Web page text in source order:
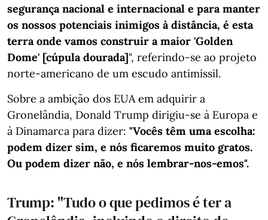
segurança nacional e internacional e para manter
os nossos potenciais inimigos à distância, é esta
terra onde vamos construir a maior 'Golden
Dome' [cúpula dourada]", referindo-se ao projeto
norte-americano de um escudo antimíssil.
Sobre a ambição dos EUA em adquirir a
Gronelândia, Donald Trump dirigiu-se à Europa e
à Dinamarca para dizer: "Vocês têm uma escolha:
podem dizer sim, e nós ficaremos muito gratos.
Ou podem dizer não, e nós lembrar-nos-emos".
Trump: "Tudo o que pedimos é ter a